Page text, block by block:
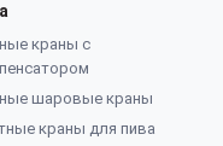
краны с
шаровые краны
краны для пива